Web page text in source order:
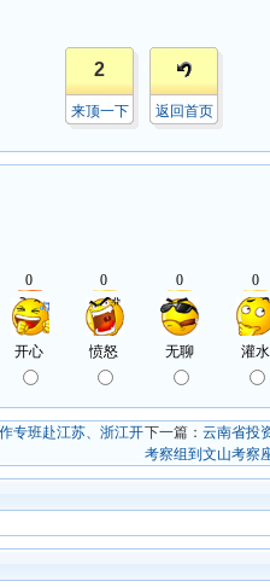
2
来顶一下 返回首页
专班赴江苏、浙江开下一篇： 云南省投
考察组到文山考察